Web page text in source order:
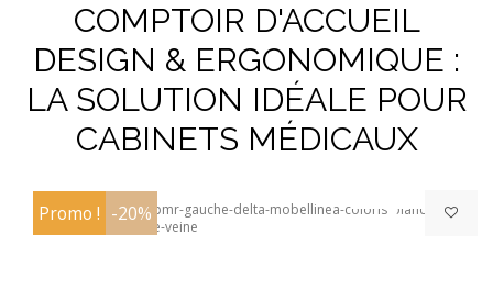
COMPTOIR D'ACCUEIL
DESIGN & ERGONOMIQUE :
LA SOLUTION IDÉALE POUR
CABINETS MÉDICAUX
Promo ! -20% +